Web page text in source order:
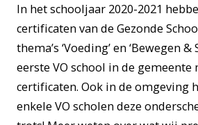
In het schooljaar 2020-2021
certificaten van de Gezonde
thema’s ‘Voeding’ en ‘Bewegen &
eerste VO school in de gemeente
certificaten. Ook in de omgeving
enkele VO scholen deze